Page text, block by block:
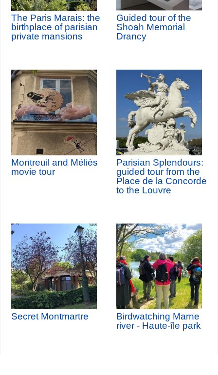
The Paris Marais: the
birthplace of parisian
private mansions
Guided tour of the
Shoah Memorial
Drancy
Montreuil and Méliès
movie tour
Parisian Splendours:
guided tour from the
Place de la Concorde
to the Louvre
Secret Montmartre
Birdwatching Marne
river - Haute-île park